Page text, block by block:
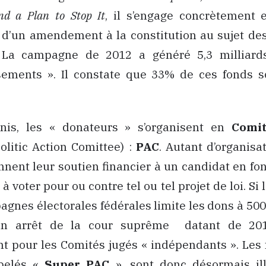
a Plan to Stop It, il s’engage concrètement
amendement à la constitution au sujet
La campagne de 2012 a généré 5,3
». Il constate que 33% de ces fonds
les « donateurs » s’organisent en
Action Comittee) : PAC. Autant
leur soutien financier à un candidat en
voter pour ou contre tel ou tel projet de loi. Si
électorales fédérales limite les dons à
arrêt de la cour suprême datant de
pour les Comités jugés « indépendants ». Les